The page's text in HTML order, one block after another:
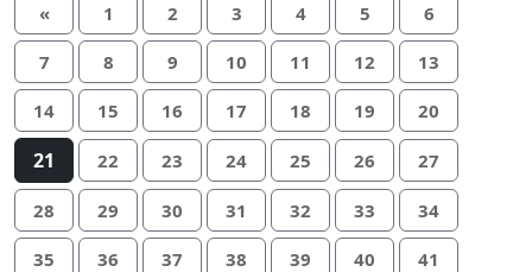
« 1 2 3 4 5 6
7 8 9 10 11 12 13
14 15 16 17 18 19 20
21 22 23 24 25 26 27
28 29 30 31 32 33 34
35 36 37 38 39 40 41